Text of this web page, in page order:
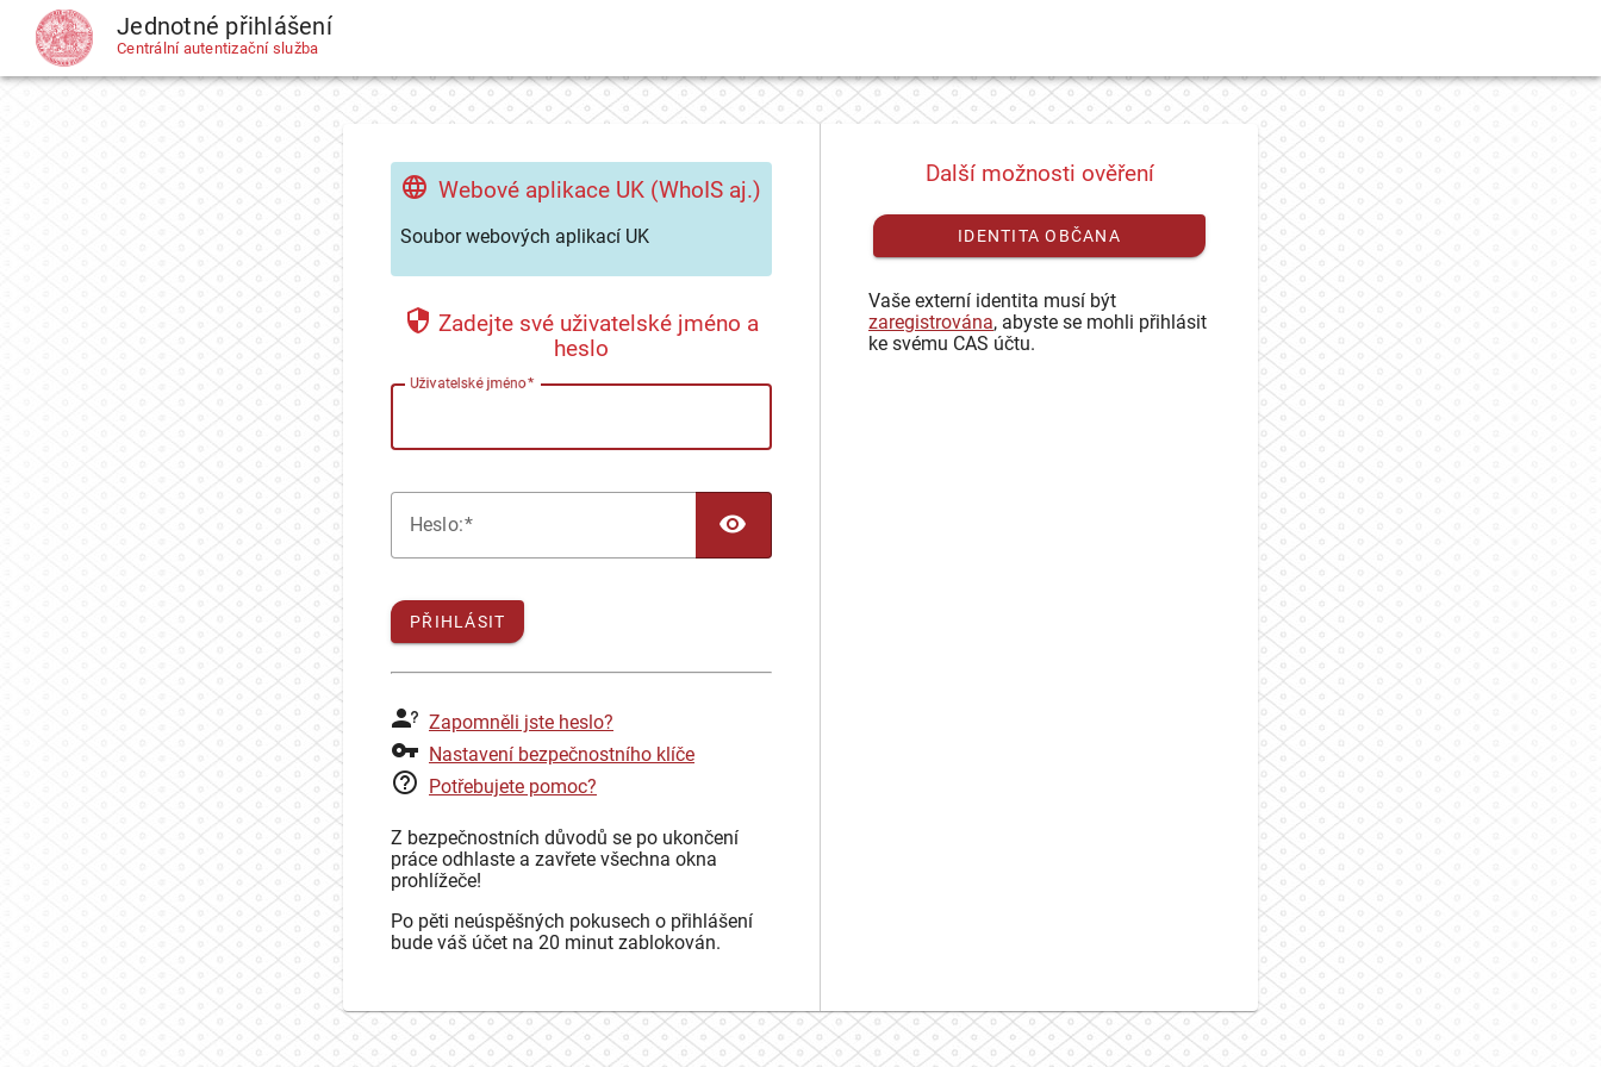
CAS Jednotné přihlášení
Centrální autentizační služba
Webové aplikace UK (WhoIS aj.)
Soubor webových aplikací UK
Zadejte své uživatelské jméno a
heslo
Uživatelské jméno
Heslo:
PŘIHLÁSIT
Zapomněli jste heslo?
Nastavení bezpečnostního klíče
Potřebujete pomoc?
Z bezpečnostních důvodů se po ukončení
práce odhlaste a zavřete všechna okna
prohlížeče!
Po pěti neúspěšných pokusech o přihlášení
bude váš účet na 20 minut zablokován.
Další možnosti ověření
IDENTITA OBČANA
Vaše externí identita musí být
zaregistrována, abyste se mohli přihlásit
ke svému CAS účtu.